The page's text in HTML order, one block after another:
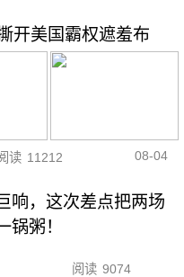
开美国霸权遮羞布
读 11212 08-04
响，这次差点把两场
锅粥！
阅读 9074